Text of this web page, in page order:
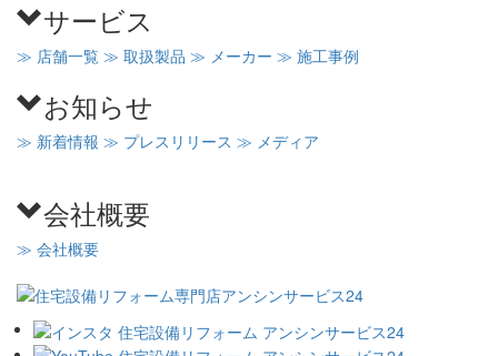
サービス
≫ 店舗一覧 ≫ 取扱製品 ≫ メーカー ≫ 施工事例
お知らせ
≫ 新着情報 ≫ プレスリリース ≫ メディア
会社概要
≫ 会社概要